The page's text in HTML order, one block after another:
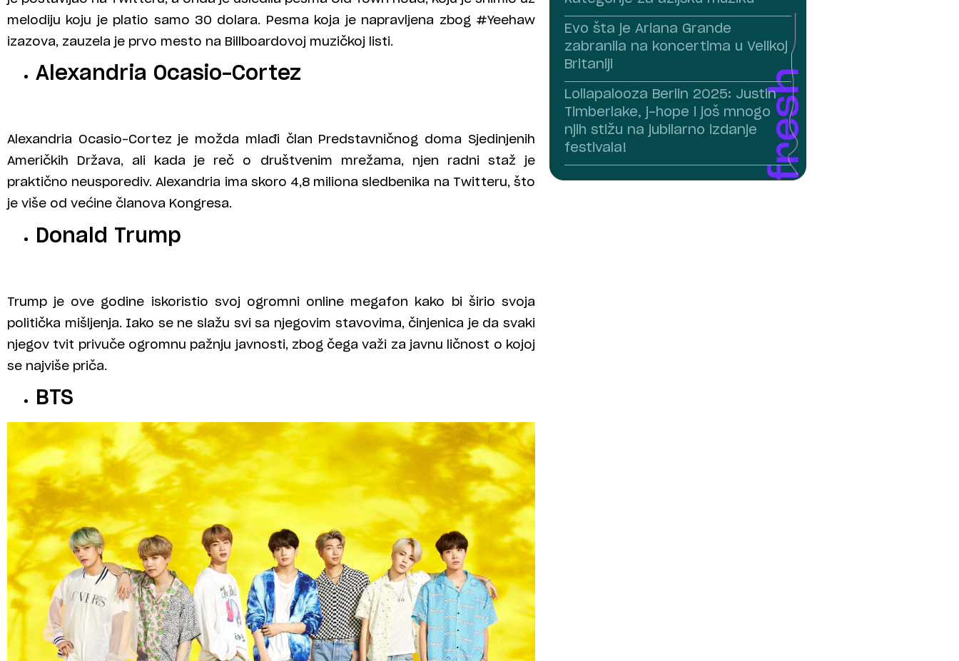
melodiju koju je platio samo 30 dolara. Pesma koja je napravljena zbog #Yeehaw
izazova, zauzela je prvo mesto na Billboardovoj muzičkoj listi.
Alexandria Ocasio-Cortez
Alexandria Ocasio-Cortez je možda mlađi član Predstavničnog doma Sjedinjenih
Američkih Država, ali kada je reč o društvenim mrežama, njen radni staž je
praktično neusporediv. Alexandria ima skoro 4,8 miliona sledbenika na Twitteru, što
je više od većine članova Kongresa.
Donald Trump
Trump je ove godine iskoristio svoj ogromni online megafon kako bi širio svoja
politička mišljenja. Iako se ne slažu svi sa njegovim stavovima, činjenica je da svaki
njegov tvit privuče ogromnu pažnju javnosti, zbog čega važi za javnu ličnost o kojoj
se najviše priča.
BTS
Evo šta je Ariana Grande
zabranila na koncertima u Velikoj
Britaniji
Lollapalooza Berlin 2025: Justin
Timberlake, j-hope i još mnogo
njih stižu na jubilarno izdanje
festivala!